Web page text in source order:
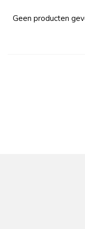
Geen producten